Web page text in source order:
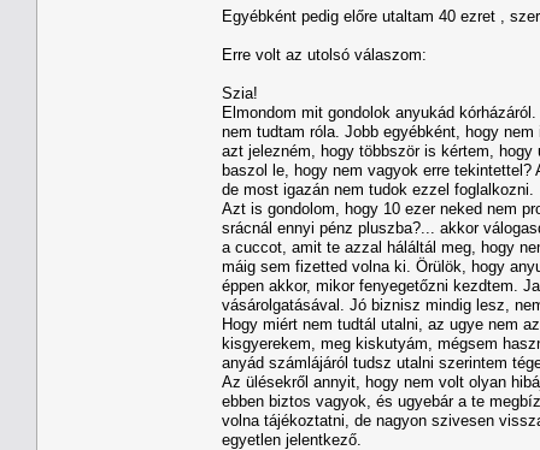
Egyébként pedig előre utaltam 40 ezret ,
Erre volt az utolsó válaszom:
Szia!
Elmondom mit gondolok anyukád
nem tudtam róla. Jobb egyébként, hogy
azt jelezném, hogy többször is kértem,
baszol le, hogy nem vagyok erre
de most igazán nem tudok ezzel foglalkozni.
Azt is gondolom, hogy 10 ezer neked nem
srácnál ennyi pénz pluszba?... akkor
a cuccot, amit te azzal háláltál meg, hogy
máig sem fizetted volna ki. Örülök, hogy
éppen akkor, mikor fenyegetőzni kezdtem.
vásárolgatásával. Jó biznisz mindig lesz,
Hogy miért nem tudtál utalni, az ugye nem
kisgyerekem, meg kiskutyám, mégsem
anyád számlájáról tudsz utalni szerintem
Az ülésekről annyit, hogy nem volt olyan
ebben biztos vagyok, és ugyebár a te
volna tájékoztatni, de nagyon szivesen
egyetlen jelentkező.